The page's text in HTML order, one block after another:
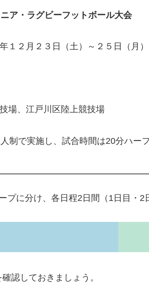
ア・ラグビーフットボール大会
１２月２３日（土）～２５日（月）
場、江戸川区陸上競技場
制で実施し、試合時間は20分ハー
プに分け、各日程2日間（1日目・2
認しておきましょう。